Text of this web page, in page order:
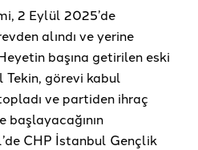
2 Eylül 2025’de
alındı ve yerine
başına getirilen eski
görevi kabul
ve partiden ihraç
başlayacağının
CHP İstanbul Gençlik